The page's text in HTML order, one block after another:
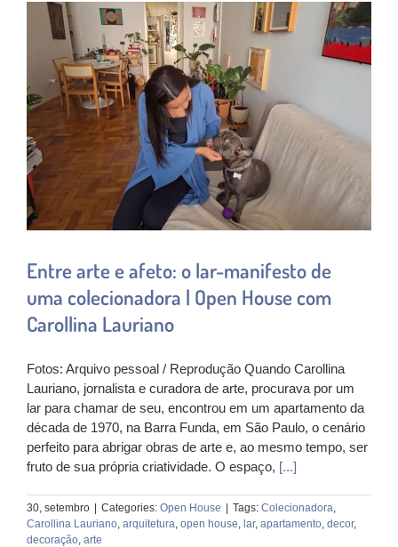
Entre arte e afeto: o lar-manifesto de
uma colecionadora | Open House com
Carollina Lauriano
Fotos: Arquivo pessoal / Reprodução Quando Carollina
Lauriano, jornalista e curadora de arte, procurava por um
lar para chamar de seu, encontrou em um apartamento da
década de 1970, na Barra Funda, em São Paulo, o cenário
perfeito para abrigar obras de arte e, ao mesmo tempo, ser
fruto de sua própria criatividade. O espaço, [...]
30, setembro Categories: Open House Tags: Colecionadora,
Carollina Lauriano, arquitetura, open house, lar, apartamento, decor,
decoração, arte